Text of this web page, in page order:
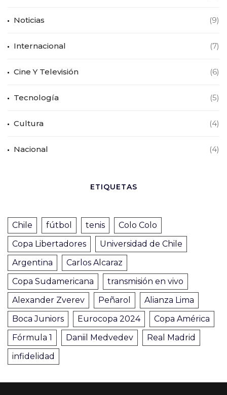
Noticias (9)
Internacional (7)
Cine Y Televisión (6)
Tecnología (5)
Cultura (4)
Nacional (4)
ETIQUETAS
Chile fútbol tenis
Colo Colo
Copa Libertadores
Universidad de Chile
Argentina
Carlos Alcaraz
Copa Sudamericana
transmisión en vivo
Alexander Zverev
Peñarol
Alianza Lima
Boca Juniors
Eurocopa 2024
Copa América
Fórmula 1
Daniil Medvedev
Real Madrid
infidelidad